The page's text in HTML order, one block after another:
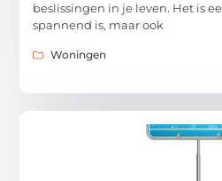
beslissingen in je leven. Het is
spannend is, maar ook
Woningen